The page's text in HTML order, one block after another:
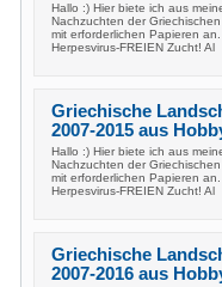
Hallo :) Hier biete ich aus
Nachzuchten der
mit erforderlichen Papieren
Herpesvirus-FREIEN Zucht! Al
Griechische
2007-2015 aus
Hallo :) Hier biete ich aus
Nachzuchten der
mit erforderlichen Papieren
Herpesvirus-FREIEN Zucht! Al
Griechische
2007-2016 aus